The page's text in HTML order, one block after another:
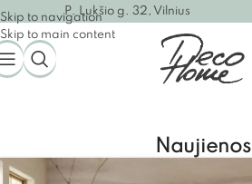
Skip to navigation
Skip to main content
P. Lukšio g. 32, Vilnius
Naujienos